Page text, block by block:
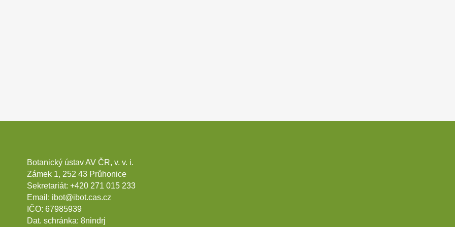
Botanický ústav AV ČR, v. v. i.
Zámek 1, 252 43 Průhonice
Sekretariát:+420 271 015 233
Email: ibot@ibot.cas.cz
IČO:67985939
Dat. schránka:8nindrj